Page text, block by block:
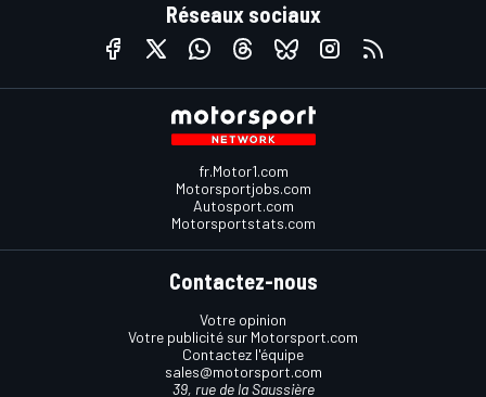
Réseaux sociaux
fr.Motor1.com
Motorsportjobs.com
Autosport.com
Motorsportstats.com
Contactez-nous
Votre opinion
Votre publicité sur Motorsport.com
Contactez l'équipe
sales@motorsport.com
39, rue de la Saussière